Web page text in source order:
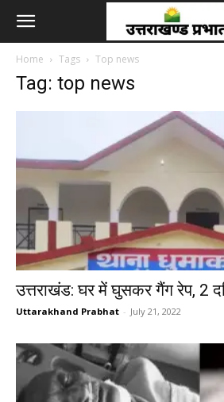
Home Tags Top news
Tag: top news
उत्तराखंड: घर में घुसकर गैंग रेप, 2
Uttarakhand Prabhat - July 21, 2022